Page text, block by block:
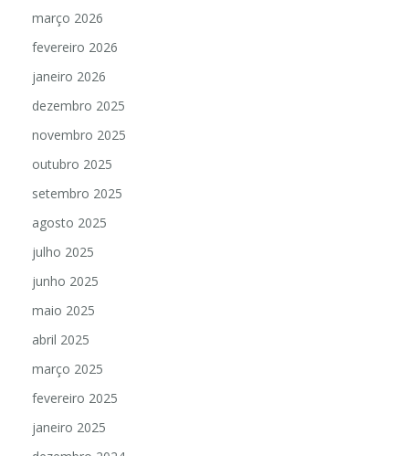
março 2026
fevereiro 2026
janeiro 2026
dezembro 2025
novembro 2025
outubro 2025
setembro 2025
agosto 2025
julho 2025
junho 2025
maio 2025
abril 2025
março 2025
fevereiro 2025
janeiro 2025